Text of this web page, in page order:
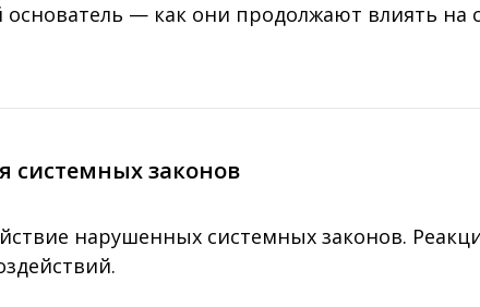
— как они продолжают влиять на
системных законов
нарушенных системных законов.